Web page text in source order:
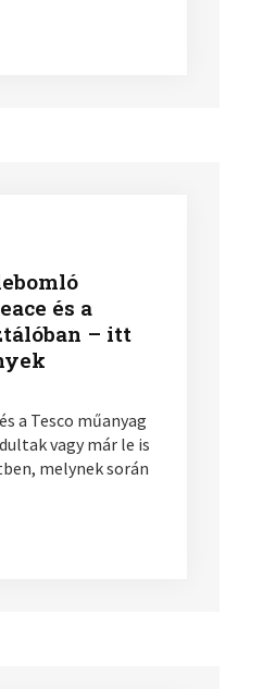
és a
– itt
a Tesco műanyag
vagy már le is
melynek során